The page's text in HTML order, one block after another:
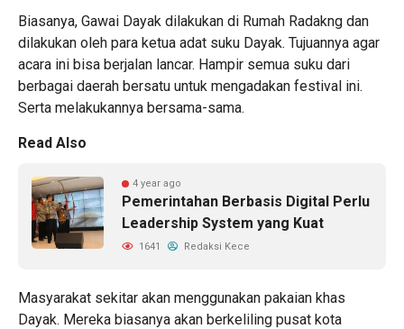
Biasanya, Gawai Dayak dilakukan di Rumah Radakng dan
dilakukan oleh para ketua adat suku Dayak. Tujuannya agar
acara ini bisa berjalan lancar. Hampir semua suku dari
berbagai daerah bersatu untuk mengadakan festival ini.
Serta melakukannya bersama-sama.
Read Also
4 year ago
Pemerintahan Berbasis Digital Perlu
Leadership System yang Kuat
1641 Redaksi Kece
Masyarakat sekitar akan menggunakan pakaian khas
Dayak. Mereka biasanya akan berkeliling pusat kota